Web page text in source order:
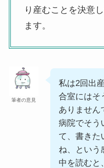
り産むことを決意
ます。
筆者の意見
私は2回出
合室にはそ
ありません
病院でそう
て、書きた
ね、という
中を読むと